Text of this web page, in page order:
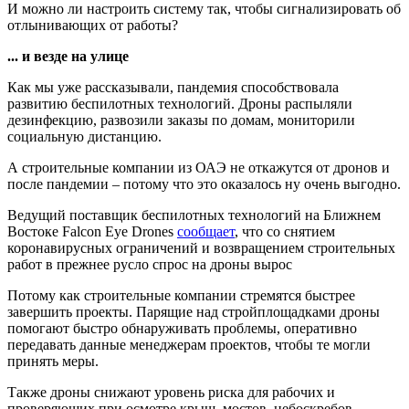
И можно ли настроить систему так, чтобы сигнализировать об
отлынивающих от работы?
... и везде на улице
Как мы уже рассказывали, пандемия способствовала
развитию беспилотных технологий. Дроны распыляли
дезинфекцию, развозили заказы по домам, мониторили
социальную дистанцию.
А строительные компании из ОАЭ не откажутся от дронов и
после пандемии – потому что это оказалось ну очень выгодно.
Ведущий поставщик беспилотных технологий на Ближнем
Востоке Falcon Eye Drones сообщает, что со снятием
коронавирусных ограничений и возвращением строительных
работ в прежнее русло спрос на дроны вырос
Потому как строительные компании стремятся быстрее
завершить проекты. Парящие над стройплощадками дроны
помогают быстро обнаруживать проблемы, оперативно
передавать данные менеджерам проектов, чтобы те могли
принять меры.
Также дроны снижают уровень риска для рабочих и